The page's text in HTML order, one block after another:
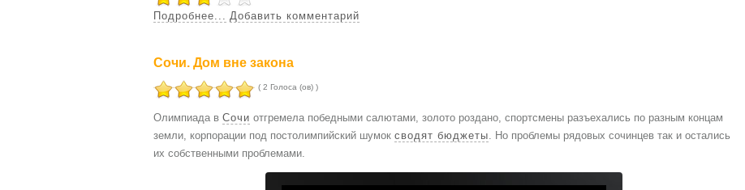
Подробнее... Добавить комментарий
Сочи. Дом вне закона
( 2 Голоса (ов) )
Олимпиада в Сочи отгремела победными салютами, золото роздано, спортсмены разъехались по разным концам
земли, корпорации под постолимпийский шумок сводят бюджеты. Но проблемы рядовых сочинцев так и остались
их собственными проблемами.